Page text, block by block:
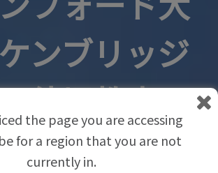
ンブリッジ
幼児教育の
によって開
the page you are accessing
for a region that you are not
currently in.